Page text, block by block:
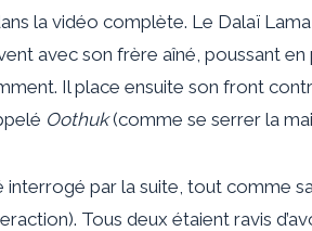
la vidéo complète. Le Dalaï
avec son frère aîné, poussant en
Il place ensuite son front
Oothuk(comme se serrer la
par la suite, tout comme sa
Tous deux étaient ravis